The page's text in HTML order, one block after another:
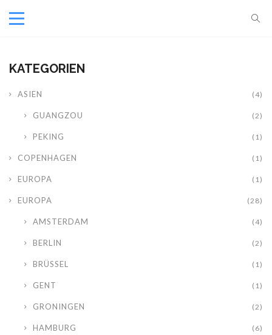
KATEGORIEN
ASIEN (4)
GUANGZOU (2)
PEKING (1)
COPENHAGEN (1)
EUROPA (1)
EUROPA (28)
AMSTERDAM (4)
BERLIN (2)
BRÜSSEL (1)
GENT (1)
GRONINGEN (2)
HAMBURG (6)